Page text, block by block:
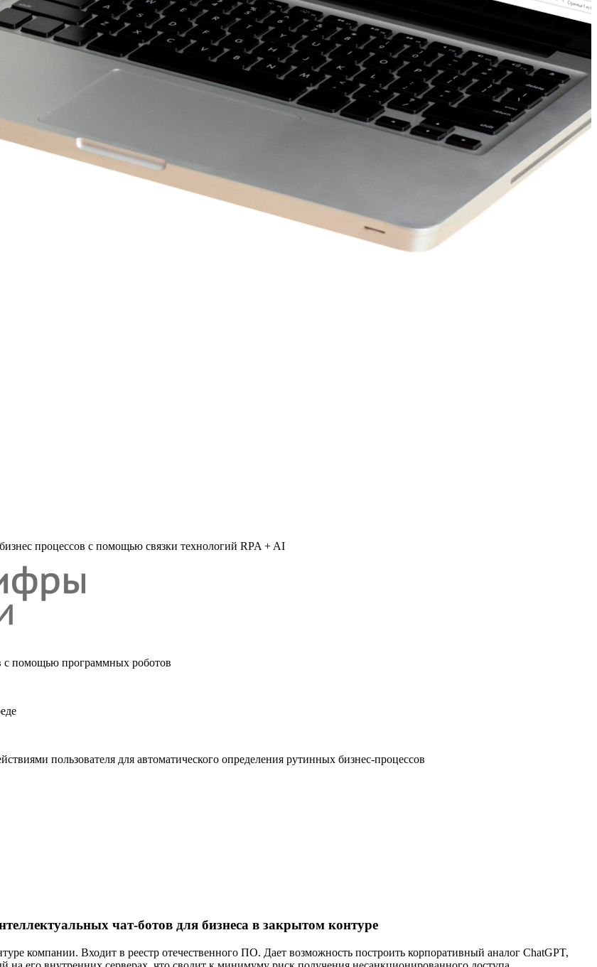
процессов с помощью связки технологий RPA + AI
с помощью программных роботов
пользователя для автоматического определения рутинных бизнес-процессов
чат-ботов для бизнеса в закрытом контуре
компании. Входит в реестр отечественного ПО. Дает возможность построить корпоративный аналог ChatGPT,